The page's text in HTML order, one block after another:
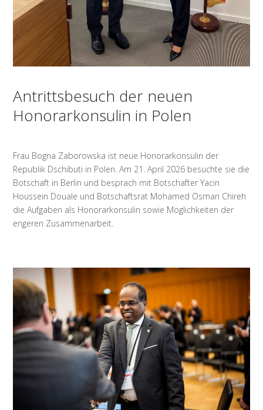
Antrittsbesuch der neuen
Honorarkonsulin in Polen
Frau Bogna Zaborowska ist neue Honorarkonsulin der
Republik Dschibuti in Polen. Am 21. April 2026 besuchte sie die
Botschaft in Berlin und besprach mit Botschafter Yacin
Houssein Douale und Botschaftsrat Mohamed Osman Chireh
die Aufgaben als Honorarkonsulin sowie Möglichkeiten der
engeren Zusammenarbeit.